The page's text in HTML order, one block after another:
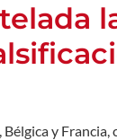
y Francia,